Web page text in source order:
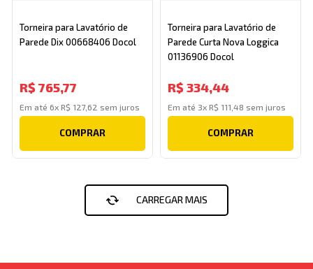
Torneira para Lavatório de
Parede Dix 00668406 Docol
R$ 765,77
Em até6xR$ 127,62 sem juros
COMPRAR
Torneira para Lavatório de
Parede Curta Nova Loggica
01136906 Docol
R$ 334,44
Em até 3x R$ 111 48 sem juros
COMPRAR